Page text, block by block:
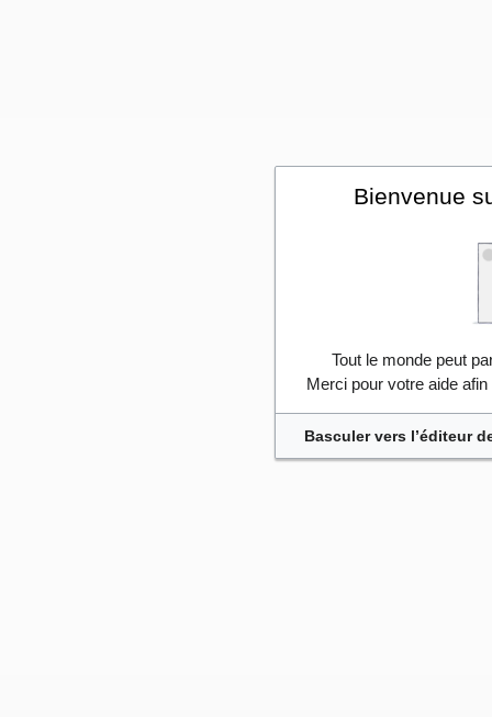
Bienvenue
Tout le monde peut
Merci pour votre aide
Basculer vers l’éditeur